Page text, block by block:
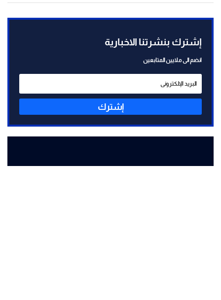
إشترك بنشرتنا الاخبارية
انضم الى ملايين المتابعين
إشترك